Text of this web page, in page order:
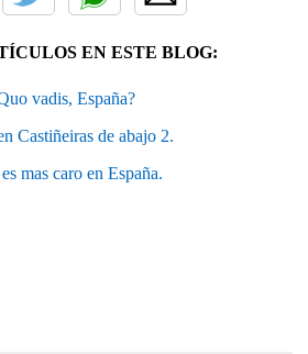
EN ESTE BLOG:
vadis, España?
Castiñeiras de abajo 2.
mas caro en España.